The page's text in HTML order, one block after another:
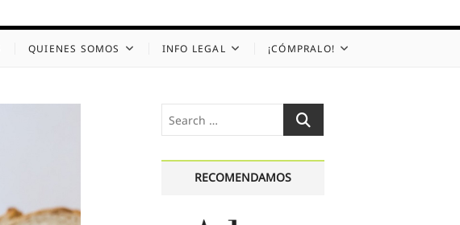
QUIENES SOMOS INFO LEGAL ¡CÓMPRALO!
Search
…
RECOMENDAMOS